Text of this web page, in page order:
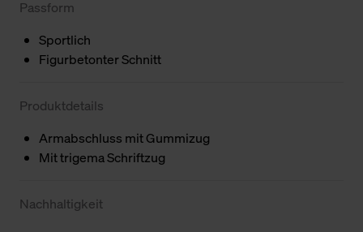
Passform
Sportlich
Figurbetonter Schnitt
Produktdetails
Armabschluss mit Gummizug
Mit trigema Schriftzug
Nachhaltigkeit